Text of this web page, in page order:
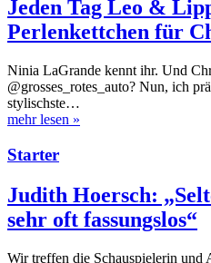
Jeden Tag Leo &
Perlenkettchen für
Ninia LaGrande kennt ihr. Und
@grosses_rotes_auto? Nun, ich
stylischste…
mehr lesen »
Starter
Judith Hoersch:
sehr oft fassungslos“
Wir treffen die Schauspielerin und